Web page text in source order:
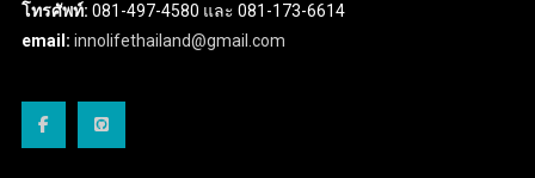
โทรศัพท์: 081-497-4580 และ 081-173-6614
email: innolifethailand@gmail.com